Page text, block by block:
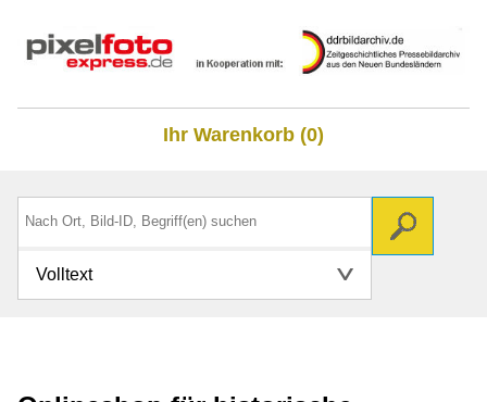
Ihr Warenkorb (0)
Volltext